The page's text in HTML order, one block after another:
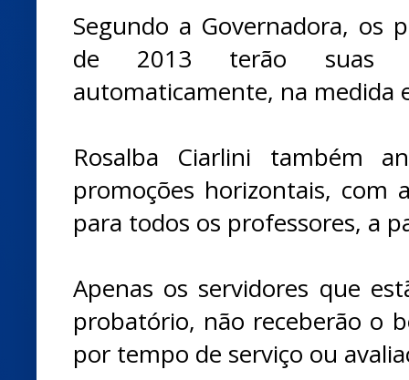
Segundo a Governadora, os
de 2013 terão suas
automaticamente, na medida
Rosalba Ciarlini também
promoções horizontais, com
para todos os professores, a
Apenas os servidores que
probatório, não receberão o
por tempo de serviço ou